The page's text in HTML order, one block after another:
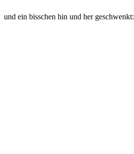
und ein bisschen hin und her geschwenkt: